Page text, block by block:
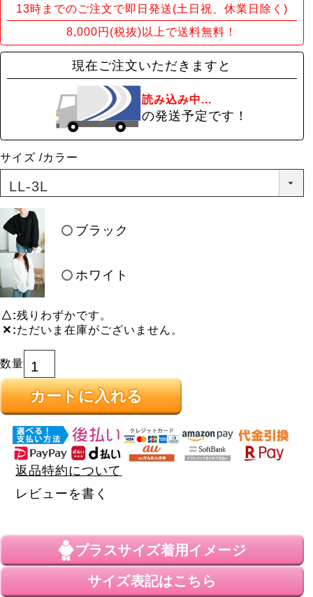
13時までのご注文で即日発送(土日祝、休業日除く)
8,000円(税抜)以上で送料無料！
現在ご注文いただきますと
読み込み中...
の発送予定です！
サイズ カラー
ブラック
ホワイト
△ 残りわずかです。
✕ ただいま在庫がございません。
カートに入れる
返品特約について
レビューを書く
プラスサイズ着用イメージ
サイズ表記はこちら